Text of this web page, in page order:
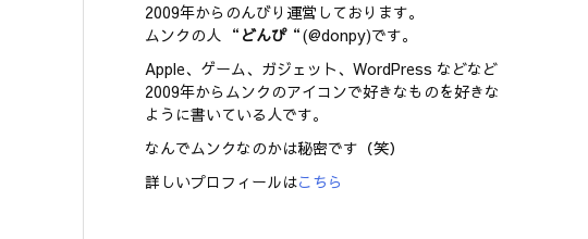
2009年からのんびり運営しております。
ムンクの人 “ どんぴ“(@donpy)です。
Apple、ゲーム、ガジェット、WordPress などなど
2009年からムンクのアイコンで好きなものを好きな
ように書いている人です。
なんでムンクなのかは秘密です（笑）
詳しいプロフィールはこちら